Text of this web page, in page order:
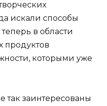
искали способы
в области
которыми уже
так заинтересованы